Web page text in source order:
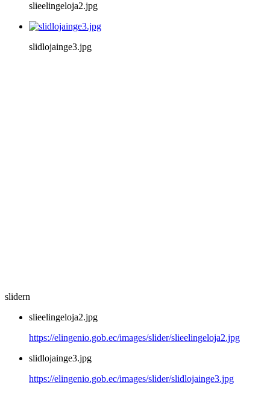
slieelingeloja2.jpg
slidlojainge3.jpg
slidern
slieelingeloja2.jpg
https://elingenio.gob.ec/images/slider/slieelingeloja2.jpg
slidlojainge3.jpg
https://elingenio.gob.ec/images/slider/slidlojainge3.jpg